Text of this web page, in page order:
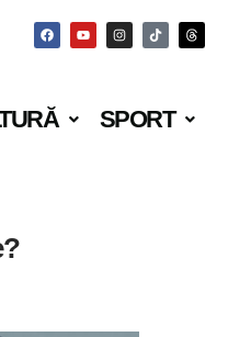
SPORT